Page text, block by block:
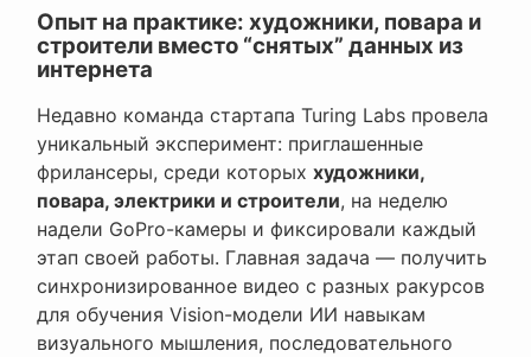
Опыт на практике: художники, повара и
строители вместо “снятых” данных из
интернета
Недавно команда стартапа Turing Labs провела
уникальный эксперимент: приглашенные
фрилансеры, среди которых художники,
повара, электрики и строители, на неделю
надели GoPro-камеры и фиксировали каждый
этап своей работы. Главная задача — получить
синхронизированное видео с разных ракурсов
для обучения Vision-модели ИИ навыкам
визуального мышления, последовательного